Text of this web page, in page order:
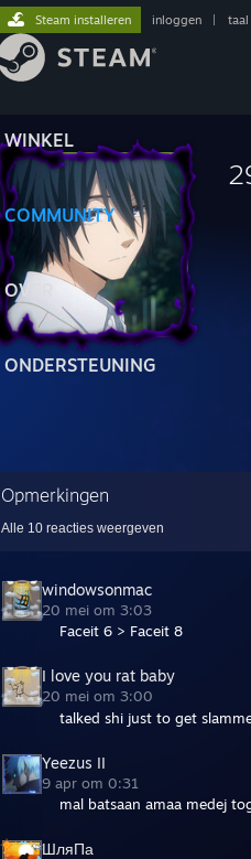
WINKEL
COMMUNITY
OVER
ONDERSTEUNING
Steam installeren inloggen taal
Opmerkingen
Alle 10 reacties weergeven
windowsonmac
20 mei om 3:03
Faceit 6 > Faceit 8
I love you rat baby
20 mei om 3:00
talked shi just to get
Yeezus II
9 apr om 0:31
mal batsaan amaa medej
ШляПа